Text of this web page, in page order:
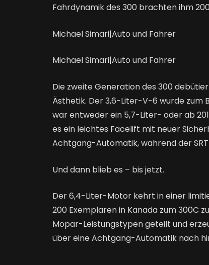
Fahrdynamik des 300 brachten ihm
Michael Simari|Auto und Fahrer
Michael Simari|Auto und Fahrer
Die zweite Generation des 300
Ästhetik. Der 3,6-Liter-V-6 wurde zum
war entweder ein 5,7-Liter- oder ab
es ein leichtes Facelift mit neuer
Achtgang-Automatik, während der
Und dann blieb es – bis jetzt.
Der 6,4-Liter-Motor kehrt in einer
200 Exemplaren in Kanada zum 300C
Mopar-Leistungstypen geteilt und
über eine Achtgang-Automatik nach